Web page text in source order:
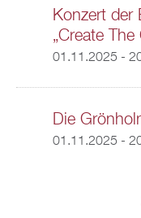
Konzert der
„Create The
01.11.2025 -
Die
01.11.2025 -